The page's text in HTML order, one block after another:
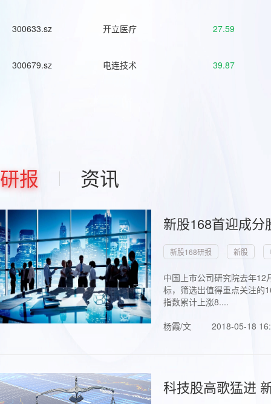
300633.sz 开立医疗 27.59
300679.sz 电连技术 39.87
研报 资讯
新股168首迎成
新股168研报 新股
中国上市公司研究院去年
标，筛选出值得重点关注的
指数累计上涨8....
杨霞/文
2018-05-18
科技股高歌猛进